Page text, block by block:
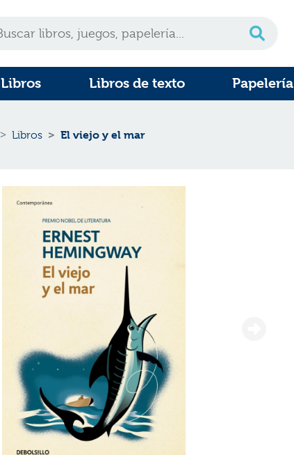
Libros Libros de texto Papelería
Libros El viejo y el mar